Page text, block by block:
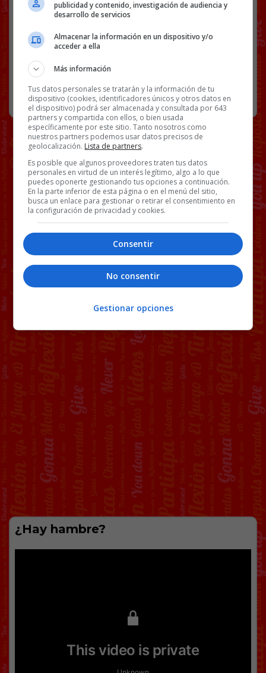
RADARES VÍDEOS
RANDOM 29 AGOSTO, 2023
¿Hay hambre?
publicidad y contenido, investigación de audiencia y
desarrollo de servicios
Almacenar la información en un dispositivo y/o
acceder a ella
Más información
Tus datos personales se tratarán y la información de tu
dispositivo (cookies, identificadores únicos y otros datos en
el dispositivo) podrá ser almacenada y consultada por 643
partners y compartida con ellos, o bien usada
específicamente por este sitio. Tanto nosotros como
nuestros partners podemos usar datos precisos de
geolocalización. Lista de partners.
Es posible que algunos proveedores traten tus datos
personales en virtud de un interés legítimo, algo a lo que
puedes oponerte gestionando tus opciones a continuación.
En la parte inferior de esta página o en el menú del sitio,
busca un enlace para gestionar o retirar el consentimiento en
la configuración de privacidad y cookies.
Consentir
No consentir
Gestionar opciones